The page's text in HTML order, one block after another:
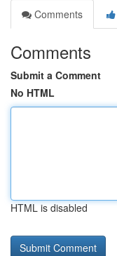
Comments
Comments
Submit a Comment
No HTML
HTML is disabled